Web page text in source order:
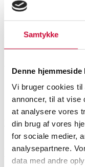
Samtykke
Denne
Vi bruger cookies
annoncer, til at vise
at analysere vores
din brug af vores
for sociale medier,
analysepartnere.
data med andre
Dining tables,
Dining
SHOWROOM
Roskilde DKK
Description